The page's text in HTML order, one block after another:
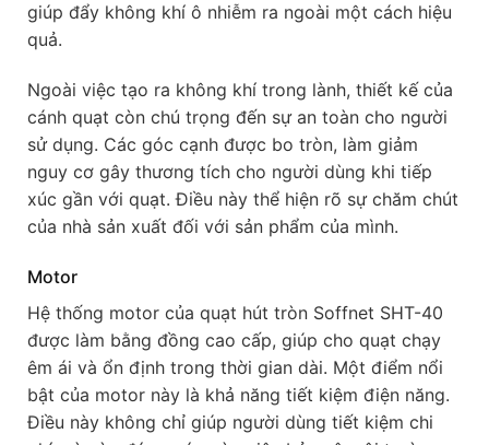
giúp đẩy không khí ô nhiễm ra ngoài một cách hiệu
quả.
Ngoài việc tạo ra không khí trong lành, thiết kế của
cánh quạt còn chú trọng đến sự an toàn cho người
sử dụng. Các góc cạnh được bo tròn, làm giảm
nguy cơ gây thương tích cho người dùng khi tiếp
xúc gần với quạt. Điều này thể hiện rõ sự chăm chút
của nhà sản xuất đối với sản phẩm của mình.
Motor
Hệ thống motor của quạt hút tròn Soffnet SHT-40
được làm bằng đồng cao cấp, giúp cho quạt chạy
êm ái và ổn định trong thời gian dài. Một điểm nổi
bật của motor này là khả năng tiết kiệm điện năng.
Điều này không chỉ giúp người dùng tiết kiệm chi